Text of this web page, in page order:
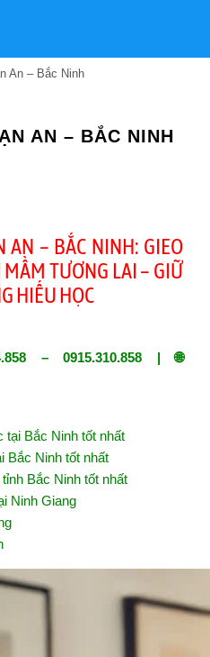
An – Bắc Ninh
AN – BẮC NINH
AN – BẮC NINH: GIEO
TƯƠNG LAI – GIỮ
HIẾU HỌC
– 0915.310.858 | 🌐
tại Bắc Ninh tốt nhất
Bắc Ninh tốt nhất
Bắc Ninh tốt nhất
Ninh Giang